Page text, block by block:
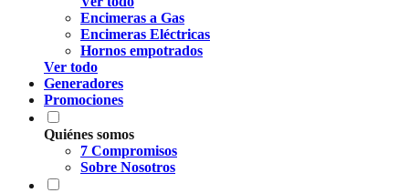
Encimeras a Gas
Encimeras Eléctricas
Hornos empotrados
Ver todo
Generadores
Promociones
Quiénes somos
7 Compromisos
Sobre Nosotros